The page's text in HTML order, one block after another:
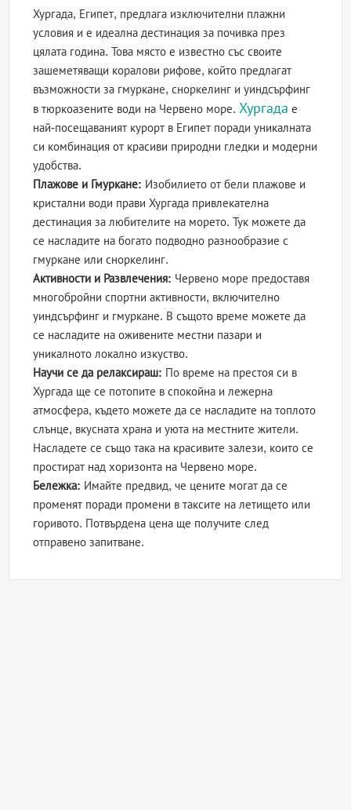
Хургада, Египет, предлага изключителни плажни
условия и е идеална дестинация за почивка през
цялата година. Това място е известно със своите
зашеметяващи коралови рифове, който предлагат
възможности за гмуркане, сноркелинг и уиндсърфинг
в тюркоазените води на Червено море. Хургада е
най-посещаваният курорт в Египет поради уникалната
си комбинация от красиви природни гледки и модерни
удобства.
Плажове и Гмуркане: Изобилието от бели плажове и
кристални води прави Хургада привлекателна
дестинация за любителите на морето. Тук можете да
се насладите на богато подводно разнообразие с
гмуркане или сноркелинг.
Активности и Развлечения: Червено море предоставя
многобройни спортни активности, включително
уиндсърфинг и гмуркане. В същото време можете да
се насладите на оживените местни пазари и
уникалното локално изкуство.
Научи се да релаксираш: По време на престоя си в
Хургада ще се потопите в спокойна и лежерна
атмосфера, където можете да се насладите на топлото
слънце, вкусната храна и уюта на местните жители.
Насладете се също така на красивите залези, които се
простират над хоризонта на Червено море.
Бележка: Имайте предвид, че цените могат да се
променят поради промени в таксите на летището или
горивото. Потвърдена цена ще получите след
отправено запитване.